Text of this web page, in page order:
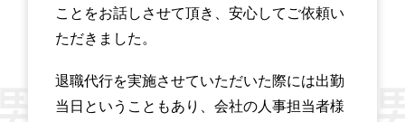
ことをお話しさせて頂き、安心してご依頼い
ただきました。
退職代行を実施させていただいた際には出勤
当日ということもあり、会社の人事担当者様